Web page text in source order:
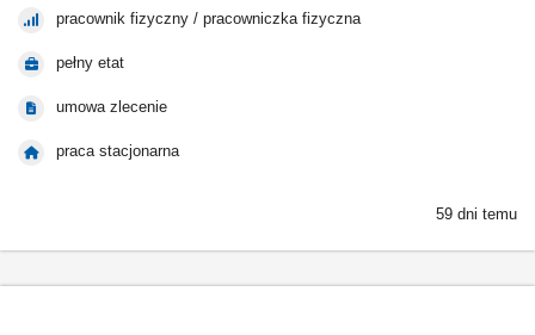
pracownik fizyczny / pracowniczka fizyczna
pełny etat
umowa zlecenie
praca stacjonarna
59 dni temu